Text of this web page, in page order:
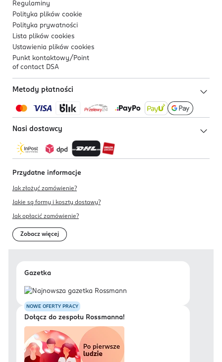
Regulaminy
Polityka plików cookie
Polityka prywatności
Lista plików cookies
Ustawienia plików cookies
Punkt kontaktowy/ Point
of contact DSA
Metody płatności
Nasi dostawcy
Przydatne informacje
Jak złożyć zamówienie?
Jakie są formy i koszty dostawy?
Jak opłacić zamówienie?
Zobacz więcej
Gazetka
NOWE OFERTY PRACY
Dołącz do zespołu Rossmanna!